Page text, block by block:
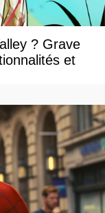
? Grave
et